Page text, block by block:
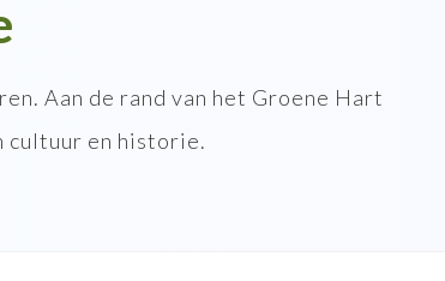
Aan de rand van het Groene Hart
cultuur en historie.